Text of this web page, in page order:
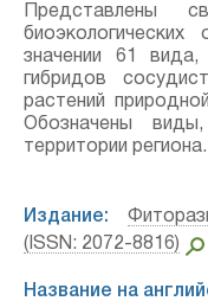
Представлены
биоэкологических
значении 61
гибридов
растений
Обозначены
территории региона.
Издание:
(ISSN: 2072-8816)
Название на